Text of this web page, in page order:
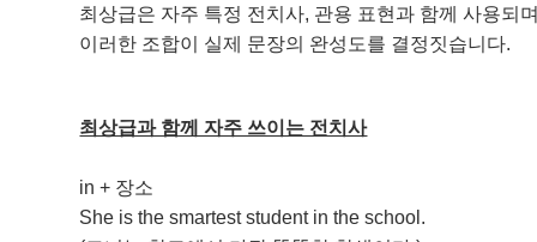
최상급은 자주 특정 전치사, 관용 표현과 함께 사용되
이러한 조합이 실제 문장의 완성도를 결정짓습니다.
최상급과 함께 자주 쓰이는 전치사
in + 장소
She is the smartest student in the school.